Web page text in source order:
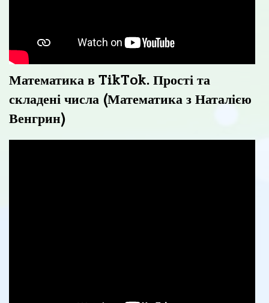
Математика в TikTok. Прості та
складені числа (Математика з Наталією
Венгрин)